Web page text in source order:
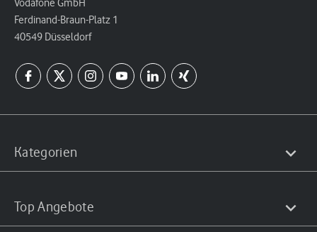
Vodafone GmbH
Ferdinand-Braun-Platz 1
40549 Düsseldorf
Kategorien
Top Angebote